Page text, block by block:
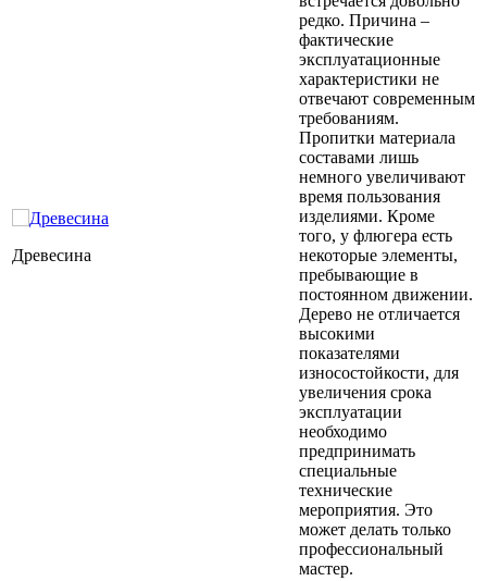
Древесина
редко. Причина –
фактические
эксплуатационные
характеристики не
отвечают современным
требованиям.
Пропитки материала
составами лишь
немного увеличивают
время пользования
изделиями. Кроме
того, у флюгера есть
некоторые элементы,
пребывающие в
постоянном движении.
Дерево не отличается
высокими
показателями
износостойкости, для
увеличения срока
эксплуатации
необходимо
предпринимать
специальные
технические
мероприятия. Это
может делать только
профессиональный
мастер.